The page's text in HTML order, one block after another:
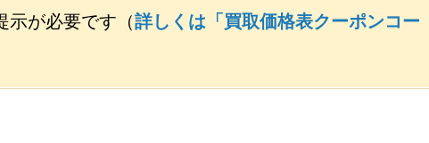
示が必要です（詳しくは「買取価格表クーポンコー